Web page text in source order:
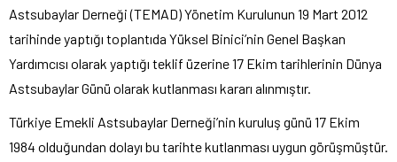
Astsubaylar Derneği (TEMAD) Yönetim Kurulunun 19 Mart 2012
tarihinde yaptığı toplantıda Yüksel Binici’nin Genel Başkan
Yardımcısı olarak yaptığı teklif üzerine 17 Ekim tarihlerinin Dünya
Astsubaylar Günü olarak kutlanması kararı alınmıştır.
Türkiye Emekli Astsubaylar Derneği’nin kuruluş günü 17 Ekim
1984 olduğundan dolayı bu tarihte kutlanması uygun görüşmüştür.